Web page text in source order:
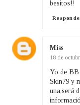
besitos!!
Miss
18 de
Yo de BB
Skin79 y
una,será